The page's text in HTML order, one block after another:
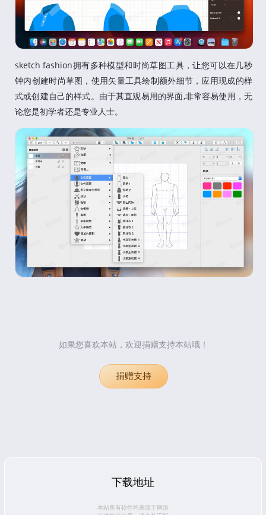
sketch fashion拥有多种模型和时尚草图工具，让您可以在几秒
钟内创建时尚草图，使用矢量工具绘制额外细节，应用现成的样
式或创建自己的样式。由于其直观易用的界面,非常容易使用，无
论您是初学者还是专业人士。
如果您喜欢本站，欢迎捐赠支持本站哦！
捐赠支持
下载地址
本站所有软件均来源于网络